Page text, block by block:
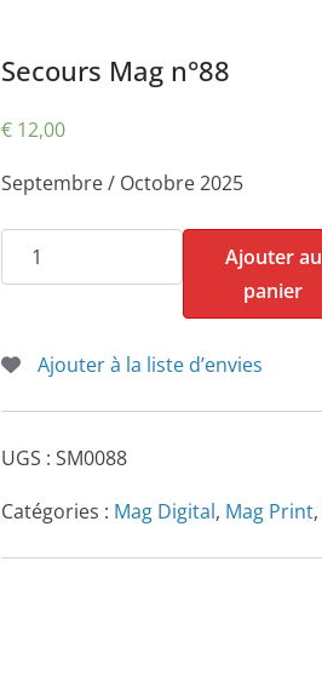
Secours Mag n°88
€12,00
Septembre / Octobre 2025
quantité
de
n°88
Ajouter au
panier
Ajouter à la liste d’envies
UGS : SM0088
Catégories : Mag Digital, Mag Print,